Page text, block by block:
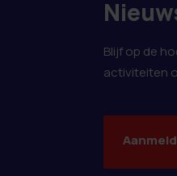
Blijf op de
activiteiten